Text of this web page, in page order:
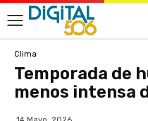
Clima
Temporada de
menos intensa